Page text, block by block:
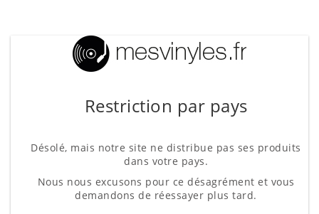
Restriction par pays
Désolé, mais notre site ne distribue pas ses produits
dans votre pays.
Nous nous excusons pour ce désagrément et vous
demandons de réessayer plus tard.